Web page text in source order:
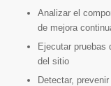
Analizar el
de mejora
Ejecutar pruebas
del sitio
Detectar,